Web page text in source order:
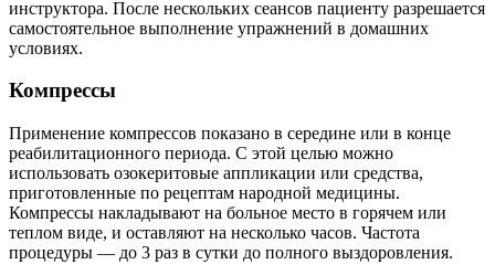
инструктора. После нескольких сеансов пациенту разрешается
самостоятельное выполнение упражнений в домашних
условиях.
Компрессы
Применение компрессов показано в середине или в конце
реабилитационного периода. С этой целью можно
использовать озокеритовые аппликации или средства,
приготовленные по рецептам народной медицины.
Компрессы накладывают на больное место в горячем или
теплом виде, и оставляют на несколько часов. Частота
процедуры — до 3 раз в сутки до полного выздоровления.